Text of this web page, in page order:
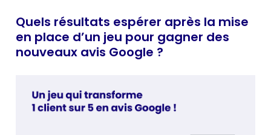
Quels résultats espérer après la mise
en place d’un jeu pour gagner des
nouveaux avis Google ?